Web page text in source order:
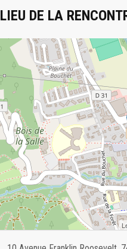
LIEU DE LA